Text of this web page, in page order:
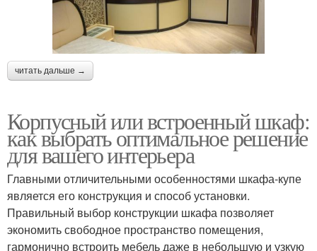
читать дальше →
Корпусный или встроенный шкаф:
как выбрать оптимальное решение
для вашего интерьера
Главными отличительными особенностями шкафа-купе
является его конструкция и способ установки.
Правильный выбор конструкции шкафа позволяет
экономить свободное пространство помещения,
гармонично встроить мебель даже в небольшую и узкую